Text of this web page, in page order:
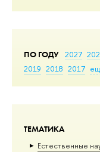
ПО ГОДУ 2027
2019 2018 2017
ТЕМАТИКА
Естественные